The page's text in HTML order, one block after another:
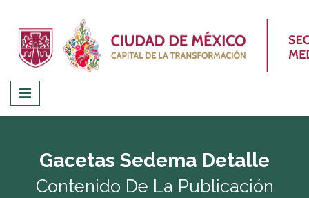
Gacetas Sedema Detalle
Contenido De La Publicación